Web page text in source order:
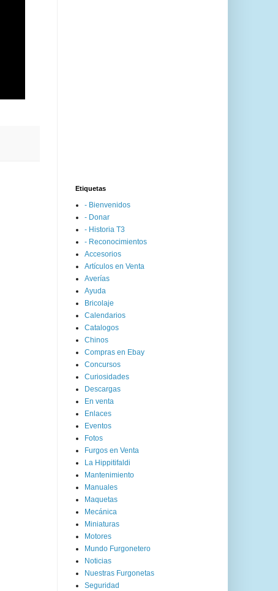
Etiquetas
- Bienvenidos
- Donar
- Historia T3
- Reconocimientos
Accesorios
Artículos en Venta
Averías
Ayuda
Bricolaje
Calendarios
Catalogos
Chinos
Compras en Ebay
Concursos
Curiosidades
Descargas
En venta
Enlaces
Eventos
Fotos
Furgos en Venta
La Hippitifaldi
Mantenimiento
Manuales
Maquetas
Mecánica
Miniaturas
Motores
Mundo Furgonetero
Noticias
Nuestras Furgonetas
Seguridad